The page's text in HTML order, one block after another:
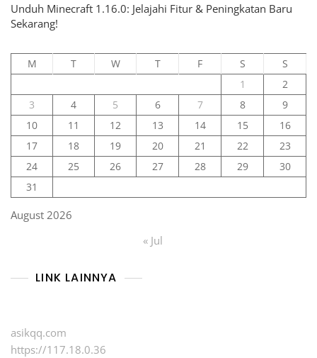
Unduh Minecraft 1.16.0: Jelajahi Fitur & Peningkatan Baru
Sekarang!
August 2026
M T W T F S
S
1
2
3
4 5 6 7 8
9
10
11 12 13 14 15
16
17
18 19 20 21 22
23
24
25 26 27 28 29
30
31
« Jul
LINK LAINNYA
asikqq.com
https://117.18.0.36